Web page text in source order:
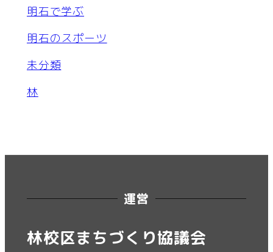
明石で学ぶ
明石のスポーツ
未分類
林
運営
林校区まちづくり協議会